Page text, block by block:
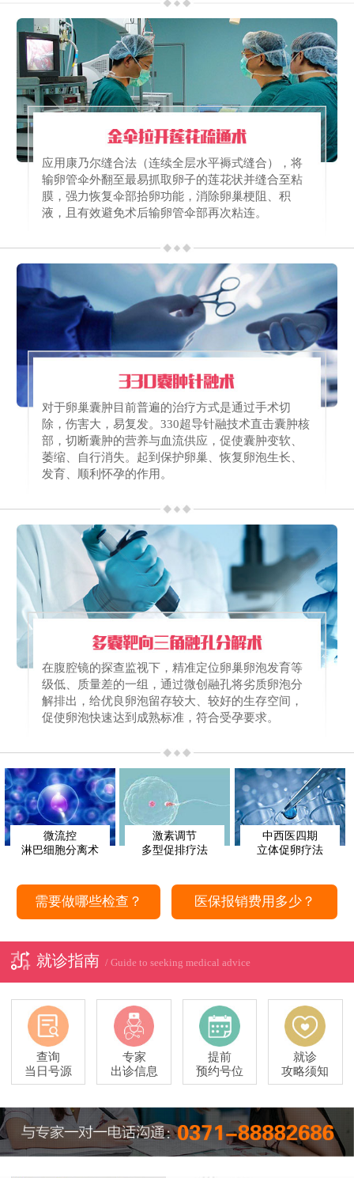
应用康乃尔缝合法（连续全层水平褥式缝合），将
输卵管伞外翻至最易抓取卵子的莲花状并缝合至粘
膜，强力恢复伞部拾卵功能，消除卵巢梗阻、积
液，且有效避免术后输卵管伞部再次粘连。
对于卵巢囊肿目前普遍的治疗方式是通过手术切
除，伤害大，易复发。330超导针融技术直击囊肿核
部，切断囊肿的营养与血流供应，促使囊肿变软、
萎缩、自行消失。起到保护卵巢、恢复卵泡生长、
发育、顺利怀孕的作用。
在腹腔镜的探查监视下，精准定位卵巢卵泡发育等
级低、质量差的一组，通过微创融孔将劣质卵泡分
解排出，给优良卵泡留存较大、较好的生存空间，
促使卵泡快速达到成熟标准，符合受孕要求。
微流控
淋巴细胞分离术
激素调节
多型促排疗法
中西医四期
立体促卵疗法
需要做哪些检查？ 医保报销费用多少？
就诊指南 / Guide to seeking medical advice
查询
当日号源
专家
出诊信息
提前
预约号位
就诊
攻略须知